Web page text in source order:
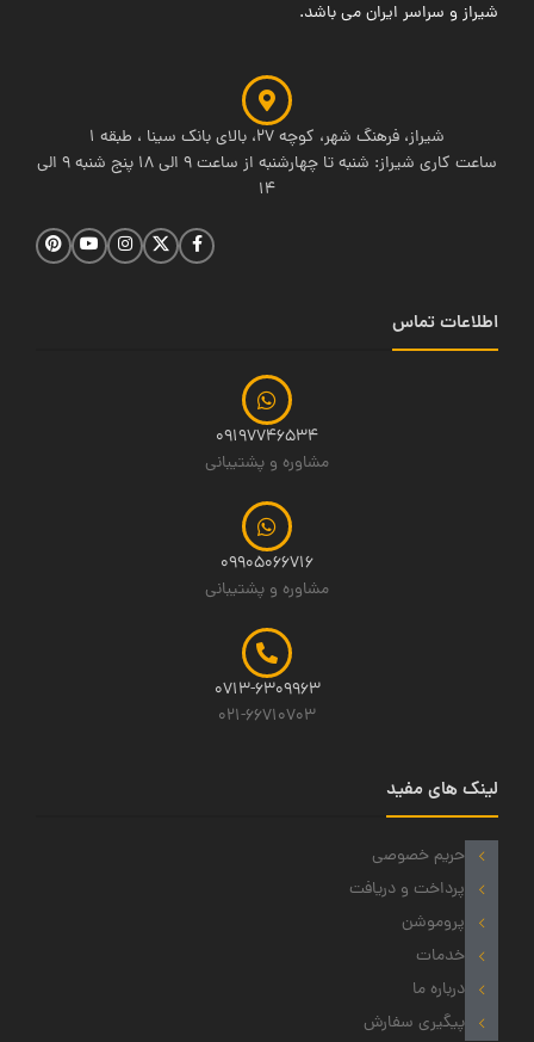
شیراز و سراسر ایران می باشد.
شیراز، فرهنگ شهر، کوچه 27، بالای بانک سینا ، طبقه 1
ساعت کاری شیراز: شنبه تا چهارشنبه از ساعت 9 الی 18 پنج شنبه 9 الی
14
اطلاعات تماس
09197746534
مشاوره و پشتیبانی
09905066716
مشاوره و پشتیبانی
0713-6309963
021-66710703
لینک های مفید
حریم خصوصی
پرداخت و دریافت
پروموشن
خدمات
درباره ما
پیگیری سفارش